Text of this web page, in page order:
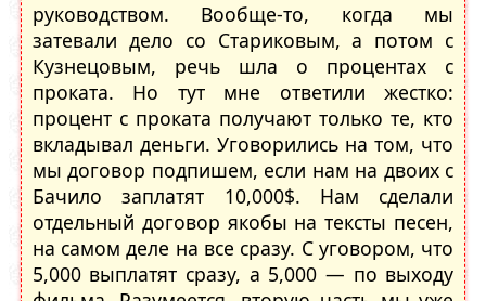
руководством. Вообще-то, когда мы
затевали дело со Стариковым, а потом с
Кузнецовым, речь шла о процентах с
проката. Но тут мне ответили жестко:
процент с проката получают только те, кто
вкладывал деньги. Уговорились на том, что
мы договор подпишем, если нам на двоих с
Бачило заплатят 10,000$. Нам сделали
отдельный договор якобы на тексты песен,
на самом деле на все сразу. С уговором, что
5,000 выплатят сразу, а 5,000 — по выходу